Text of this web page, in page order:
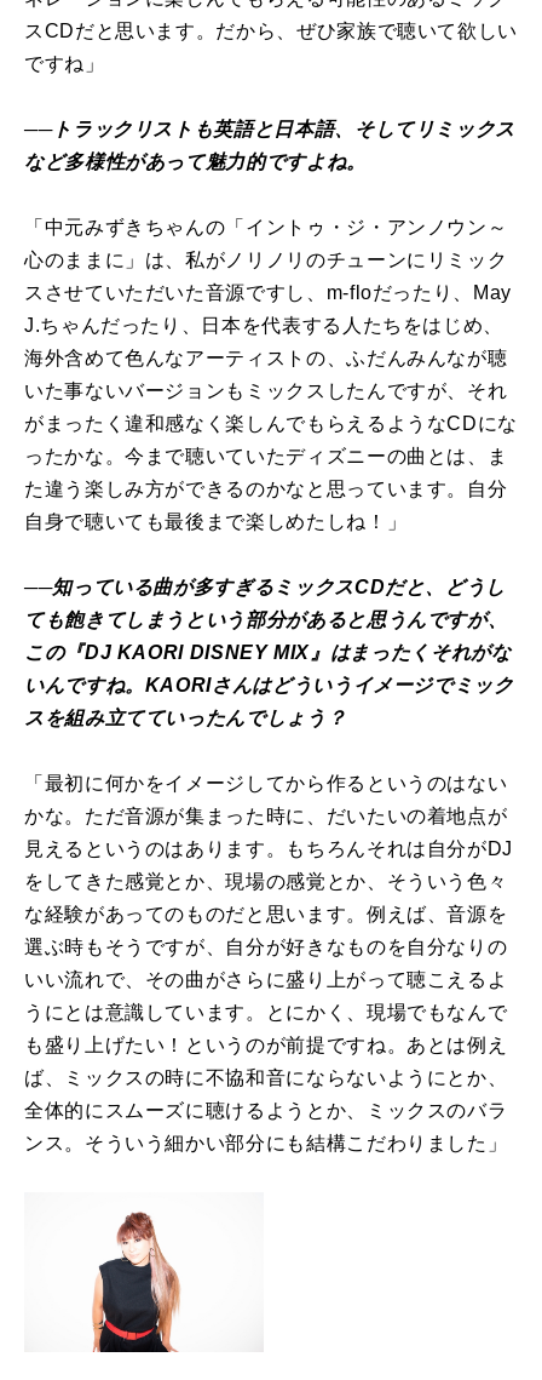
スCDだと思います。だから、ぜひ家族で聴いて欲しい
ですね」
──トラックリストも英語と日本語、そしてリミックス
など多様性があって魅力的ですよね。
「中元みずきちゃんの「イントゥ・ジ・アンノウン～
心のままに」は、私がノリノリのチューンにリミック
スさせていただいた音源ですし、m-floだったり、May
J.ちゃんだったり、日本を代表する人たちをはじめ、
海外含めて色んなアーティストの、ふだんみんなが聴
いた事ないバージョンもミックスしたんですが、それ
がまったく違和感なく楽しんでもらえるようなCDにな
ったかな。今まで聴いていたディズニーの曲とは、ま
た違う楽しみ方ができるのかなと思っています。自分
自身で聴いても最後まで楽しめたしね！」
──知っている曲が多すぎるミックスCDだと、どうし
ても飽きてしまうという部分があると思うんですが、
この『DJ KAORI DISNEY MIX』はまったくそれがな
いんですね。KAORIさんはどういうイメージでミック
スを組み立てていったんでしょう？
「最初に何かをイメージしてから作るというのはない
かな。ただ音源が集まった時に、だいたいの着地点が
見えるというのはあります。もちろんそれは自分がDJ
をしてきた感覚とか、現場の感覚とか、そういう色々
な経験があってのものだと思います。例えば、音源を
選ぶ時もそうですが、自分が好きなものを自分なりの
いい流れで、その曲がさらに盛り上がって聴こえるよ
うにとは意識しています。とにかく、現場でもなんで
も盛り上げたい！というのが前提ですね。あとは例え
ば、ミックスの時に不協和音にならないようにとか、
全体的にスムーズに聴けるようとか、ミックスのバラ
ンス。そういう細かい部分にも結構こだわりました」